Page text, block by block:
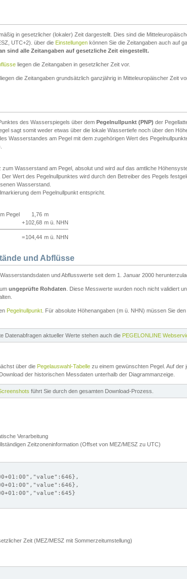
in gesetzlicher (lokaler) Zeit dargestellt. Dies sind die
UTC+2). über die Einstellungen können Sie die Zeitangaben auch auf
sind alle Zeitangaben auf gesetzliche Zeit eingestellt.
liegen die Zeitangaben in gesetzlicher Zeit vor.
liegen die Zeitangaben grundsätzlich ganzjährig in Mitteleuropäischer Zeit
des Wasserspiegels über dem Pegelnullpunkt (PNP) der
sagt somit weder etwas über die lokale Wassertiefe noch über den
Wasserstandes am Pegel mit dem zugehörigen Wert des
Wasserstand am Pegel, absolut und wird auf das amtliche
Wert des Pegelnullpunktes wird durch den Betreiber des Pegels
Wasserstand.
dem Pegelnullpunkt entspricht.
Pegel
1,76 m
+102,68 m ü. NHN
=104,44 m ü. NHN
und Abflüsse
und Abflusswerte seit dem 1. Januar 2000
ungeprüfte Rohdaten . Diese Messwerte wurden noch nicht validiert
Pegelnullpunkt . Für absolute Höhenangaben (m ü. NHN) müssen Sie
Datenabfragen aktueller Werte stehen auch die PEGELONLINE
über die Pegelauswahl-Tabelle zu einem gewünschten Pegel. Auf der
der historischen Messdaten unterhalb der Diagrammanzeige.
führt Sie durch den gesamten Download-Prozess.
Verarbeitung
Zeitzoneninformation (Offset von MEZ/MESZ zu UTC)
Zeit (MEZ/MESZ mit Sommerzeitumstellung)